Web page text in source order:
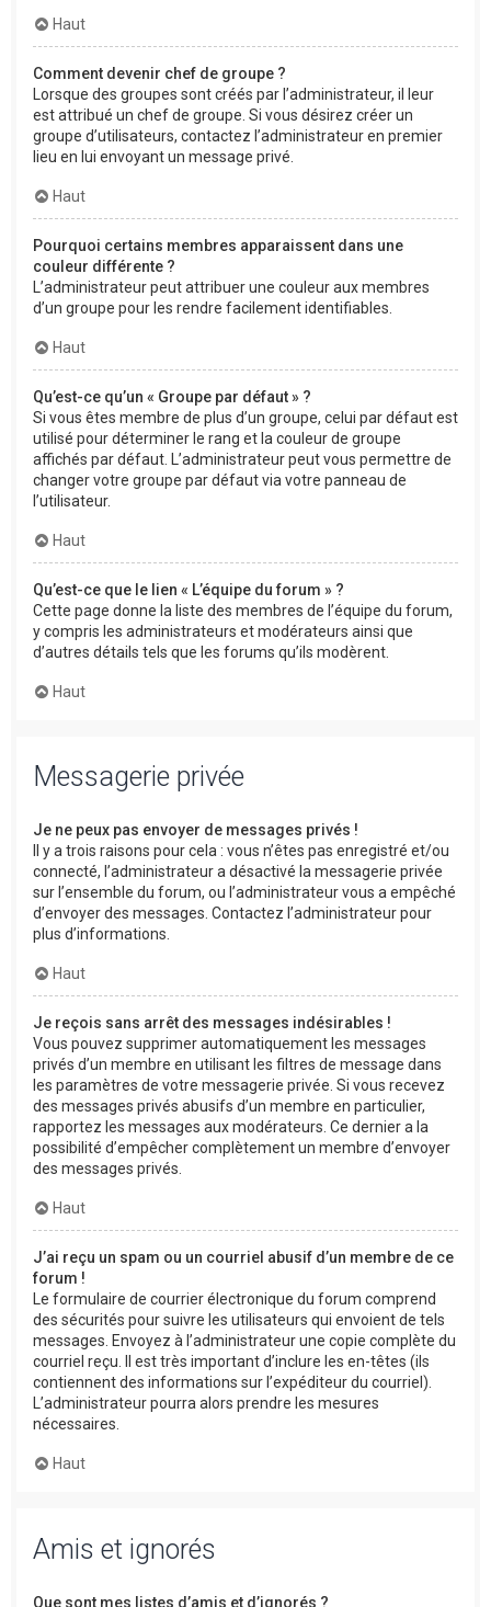
Haut
Comment devenir chef de groupe ?
Lorsque des groupes sont créés par l’administrateur, il leur
est attribué un chef de groupe. Si vous désirez créer un
groupe d’utilisateurs, contactez l’administrateur en premier
lieu en lui envoyant un message privé.
Haut
Pourquoi certains membres apparaissent dans une
couleur différente ?
L’administrateur peut attribuer une couleur aux membres
d’un groupe pour les rendre facilement identifiables.
Haut
Qu’est-ce qu’un « Groupe par défaut » ?
Si vous êtes membre de plus d’un groupe, celui par défaut est
utilisé pour déterminer le rang et la couleur de groupe
affichés par défaut. L’administrateur peut vous permettre de
changer votre groupe par défaut via votre panneau de
l’utilisateur.
Haut
Qu’est-ce que le lien « L’équipe du forum » ?
Cette page donne la liste des membres de l’équipe du forum,
y compris les administrateurs et modérateurs ainsi que
d’autres détails tels que les forums qu’ils modèrent.
Haut
Messagerie privée
Je ne peux pas envoyer de messages privés !
Il y a trois raisons pour cela : vous n’êtes pas enregistré et/ou
connecté, l’administrateur a désactivé la messagerie privée
sur l’ensemble du forum, ou l’administrateur vous a empêché
d’envoyer des messages. Contactez l’administrateur pour
plus d’informations.
Haut
Je reçois sans arrêt des messages indésirables !
Vous pouvez supprimer automatiquement les messages
privés d’un membre en utilisant les filtres de message dans
les paramètres de votre messagerie privée. Si vous recevez
des messages privés abusifs d’un membre en particulier,
rapportez les messages aux modérateurs. Ce dernier a la
possibilité d’empêcher complètement un membre d’envoyer
des messages privés.
Haut
J’ai reçu un spam ou un courriel abusif d’un membre de ce
forum !
Le formulaire de courrier électronique du forum comprend
des sécurités pour suivre les utilisateurs qui envoient de tels
messages. Envoyez à l’administrateur une copie complète du
courriel reçu. Il est très important d’inclure les en-têtes (ils
contiennent des informations sur l’expéditeur du courriel).
L’administrateur pourra alors prendre les mesures
nécessaires.
Haut
Amis et ignorés
Que sont mes listes d’amis et d’ignorés ?